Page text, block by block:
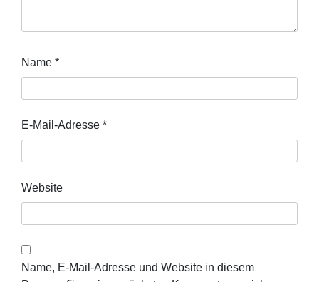
Name *
E-Mail-Adresse *
Website
Name, E-Mail-Adresse und Website in diesem